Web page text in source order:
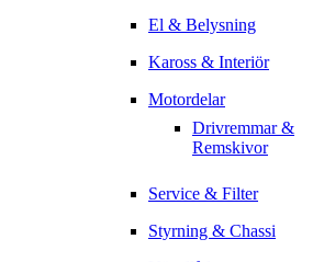
El & Belysning
Kaross & Interiör
Motordelar
Drivremmar &
Remskivor
Service & Filter
Styrning & Chassi